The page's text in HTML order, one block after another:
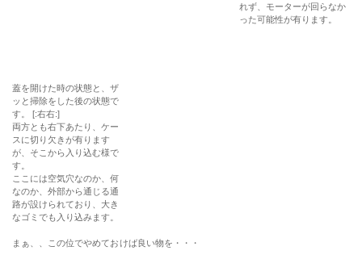
れず、モーターが回らなか
った可能性が有ります。
蓋を開けた時の状態と、ザ
ッと掃除をした後の状態で
す。 [:右右:]
両方とも右下あたり、ケー
スに切り欠きが有ります
が、そこから入り込む様で
す。
ここには空気穴なのか、何
なのか、外部から通じる通
路が設けられており、大き
なゴミでも入り込みます。
まぁ、、この位でやめておけば良い物を・・・